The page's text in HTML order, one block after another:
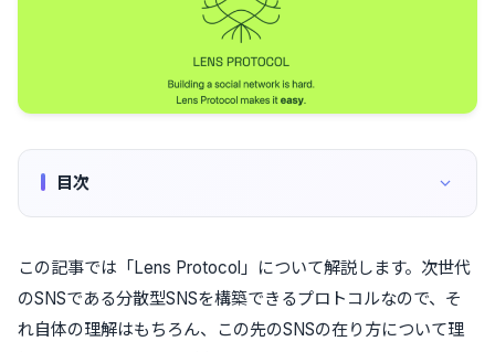
目次
この記事では「Lens Protocol」について解説します。次世代
のSNSである分散型SNSを構築できるプロトコルなので、そ
れ自体の理解はもちろん、この先のSNSの在り方について理